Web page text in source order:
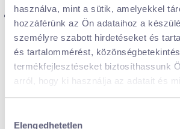
használva, mint a sütik, amelyekkel
hozzáférünk az Ön adataihoz a
személyre szabott hirdetéseket és
és tartalommérést,
termékfejlesztéseket biztosíthassunk
arról, hogy ki használja az adatait és
Információgyűjtés az Ön földrajzi
Elengedhetetlen
Amikor életre kelnek az
Balatonnál - itt az ideje
Szigliget
Tudunk egy helyet a Balatonnál, ahol
valamit, hanem meg is érted, hogyan